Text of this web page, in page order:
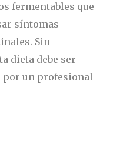
fermentables que
síntomas
Sin
dieta debe ser
por un profesional
Fitoterapia
La Voz De
Pacientes